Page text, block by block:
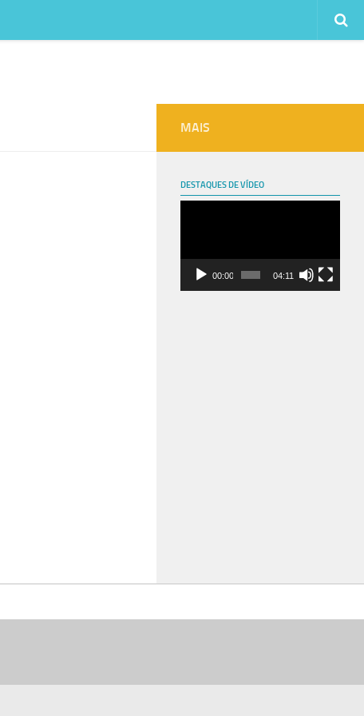
MAIS
DESTAQUES DE VÍDEO
00:00 04:11